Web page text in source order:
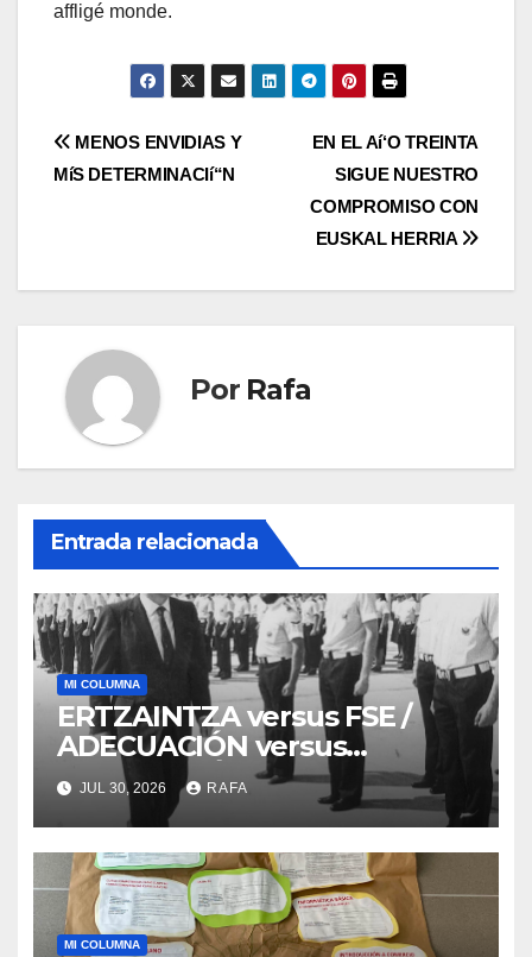
affligé monde.
Navegación
EN EL Aí‘O TREINTA
SIGUE NUESTRO
COMPROMISO CON
EUSKAL HERRIA
MENOS ENVIDIAS Y
MíS DETERMINACIí“N
Por Rafa
Entrada relacionada
MI COLUMNA
ERTZAINTZA versus FSE /
ADECUACIÓN versus
SUSTITUCIÓN
JUL 30, 2026 RAFA
MI COLUMNA